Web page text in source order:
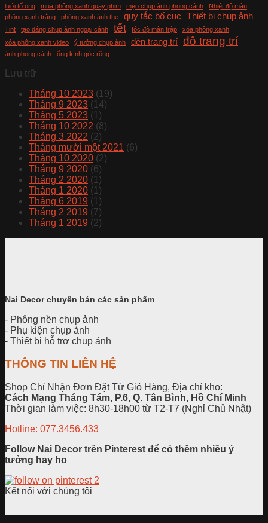
lưới tổ ong
mua phông xanh quay phim mẹo chụp ảnh phong cảnh
Nhiệt độ màu
phông xanh trắng
phông xanh ảnh the quy tắc bố cục Thiết bị chụp ảnh
Tint tạo dáng chụp ảnh ngoại cảnh tết tốc độ màn trập
xóa phông xanh
xóa phông xanh video
ý tưởng chụp ảnh đèn trang trí đồ trang trí
ảnh phong cảnh ống kính góc rộng
Lưu trữ
Tháng 10 2023 (19)
Tháng 9 2023 (14)
Tháng 5 2023 (1)
Tháng 10 2022 (8)
Tháng 3 2022 (2)
Tháng mười một 2021 (6)
Tháng 10 2020 (2)
Tháng 9 2020 (6)
Tháng 2 2020 (1)
Tháng 1 2020 (1)
Tháng 6 2019 (1)
Tháng 2 2019 (7)
Tháng 1 2019 (2)
Nai Decor chuyên bán các sản phẩm
- Phông nền chụp ảnh
- Phụ kiện chụp ảnh
- Thiết bị hỗ trợ chụp ảnh
THÔNG TIN LIÊN HỆ
Shop Chỉ Nhận Đơn Đặt Từ Giỏ Hàng, Địa chỉ kho:
Cách Mạng Tháng Tám, P.6, Q. Tân Bình, Hồ Chí Minh
Thời gian làm việc: 8h30-18h00 từ T2-T7 (Nghỉ Chủ Nhật)
Hotline: 077.3456.433
Follow Nai Decor trên Pinterest để có thêm nhiều ý
tưởng hay ho
Kết nối với chúng tôi